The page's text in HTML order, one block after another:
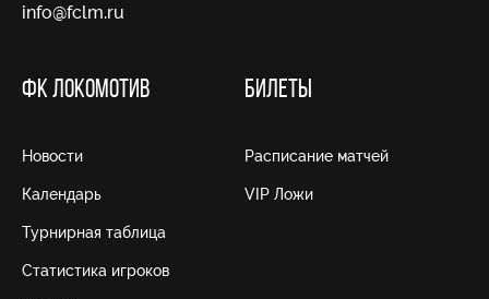
info@fсlm.ru
ФК ЛОКОМОТИВ
Новости
Календарь
Турнирная таблица
Статистика игроков
БИЛЕТЫ
Расписание матчей
VIP Ложи